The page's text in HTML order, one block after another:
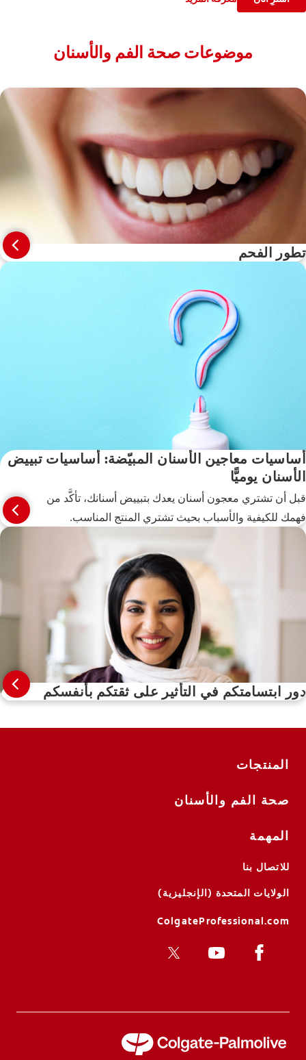
^التأثير مؤقت."
موضوعات صحة الفم والأسنان
تطور الفحم
أساسيات معاجين الأسنان المبيّضة: أساسيات تبييض
الأسنان يوميًّا
قبل أن تشتري معجون أسنان يعدك بتبييض أسنانك، تأكَّد من
فهمك للكيفية والأسباب بحيث تشتري المنتج المناسب.
دور ابتسامتكم في التأثير على ثقتكم بأنفسكم
المنتجات
صحة الفم والأسنان
المهمة
للاتصال بنا
الولايات المتحدة (الإنجليزية)
ColgateProfessional.com